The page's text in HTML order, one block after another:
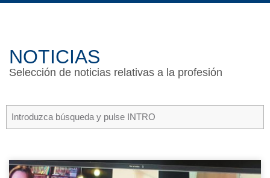
NOTICIAS
Selección de noticias relativas a la profesión